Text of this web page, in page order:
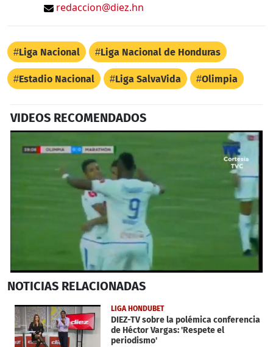
redaccion@diez.hn
Liga Nacional Liga Nacional de Honduras
Estadio Nacional Liga SalvaVida Olimpia
VIDEOS RECOMENDADOS
seconds
1
minute,
39
seconds
NOTICIAS RELACIONADAS
LIGA HONDUBET
DIEZ-TV sobre la polémica conferencia
de Héctor Vargas: 'Respete el
periodismo'